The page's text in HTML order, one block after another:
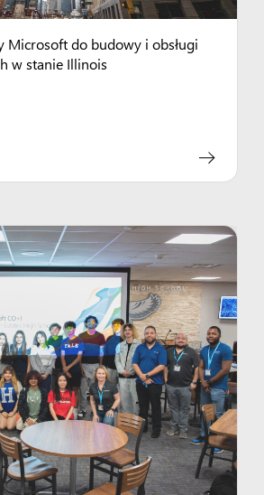
Microsoft do budowy i obsługi
w stanie Illinois